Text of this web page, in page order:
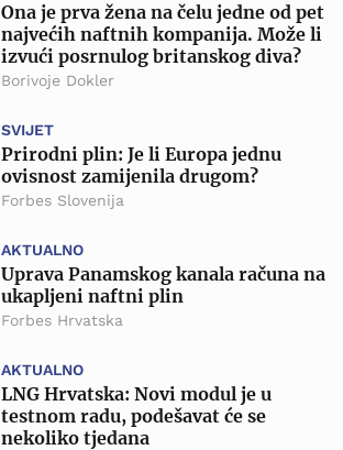
Ona je prva žena na čelu jedne od pet
najvećih naftnih kompanija. Može li
izvući posrnulog britanskog diva?
Borivoje Dokler
SVIJET
Prirodni plin: Je li Europa jednu
ovisnost zamijenila drugom?
Forbes Slovenija
AKTUALNO
Uprava Panamskog kanala računa na
ukapljeni naftni plin
Forbes Hrvatska
AKTUALNO
LNG Hrvatska: Novi modul je u
testnom radu, podešavat će se
nekoliko tjedana